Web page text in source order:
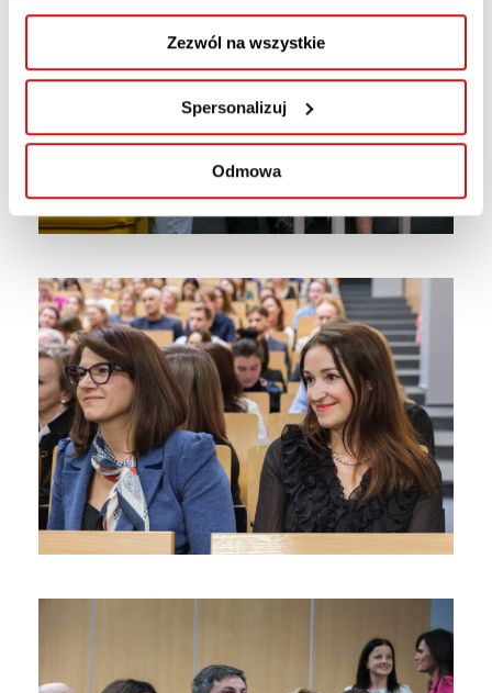
Zezwól na wszystkie
Spersonalizuj
Odmowa